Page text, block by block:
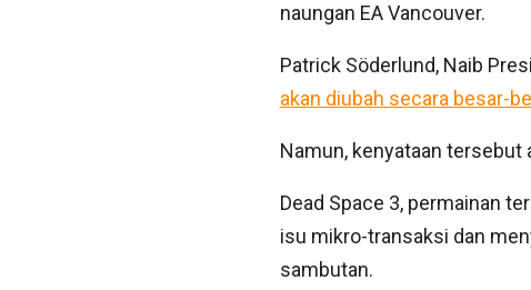
naungan EA Vancouver.
Patrick Söderlund, Naib
akan diubah secara besar-
Namun, kenyataan
Dead Space 3, permainan
isu mikro-transaksi dan
sambutan.